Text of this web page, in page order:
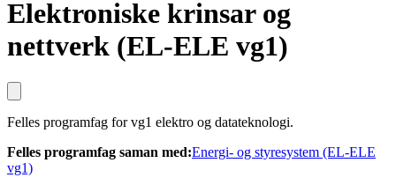
Elektroniske krinsar og
nettverk (EL-ELE vg1)
Felles programfag for vg1 elektro og datateknologi.
Felles programfag saman med:Energi- og styresystem (EL-ELE
vg1)